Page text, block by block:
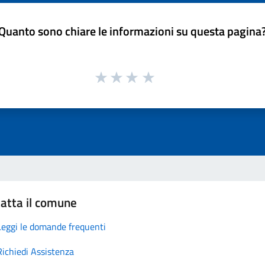
sono chiare le informazioni su questa
il comune
le domande frequenti
Assistenza